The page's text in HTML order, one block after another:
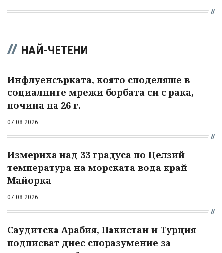
НАЙ-ЧЕТЕНИ
Инфлуенсърката, която споделяше в
социалните мрежи борбата си с рака,
почина на 26 г.
07.08.2026
Измериха над 33 градуса по Целзий
температура на морската вода край
Майорка
07.08.2026
Саудитска Арабия, Пакистан и Турция
подписват днес споразумение за